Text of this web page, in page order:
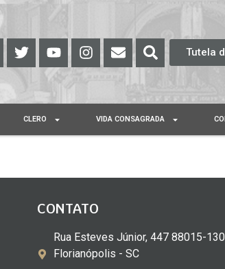
Tutela
CLERO VIDA CONSAGRADA
CONTATO
Rua Esteves Júnior, 447 88015-130
Florianópolis - SC